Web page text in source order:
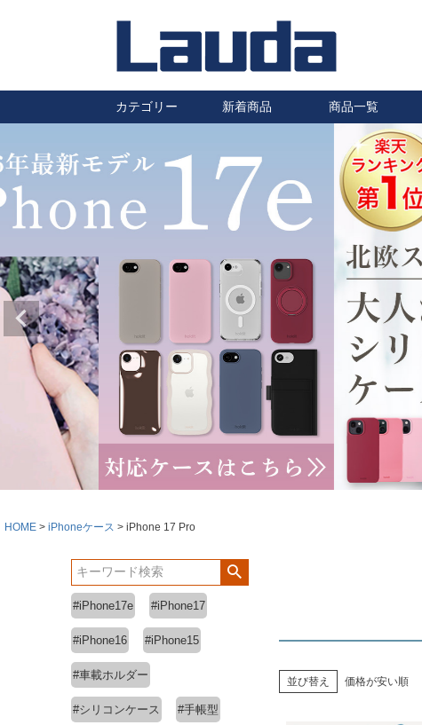
カテゴリー
ー
ー
新着商品 商品一覧
HOME iPhoneケース iPhone 17 Pro
#iPhone17e #iPhone17
#iPhone16 #iPhone15
#車載ホルダー
#シリコンケース #手帳型
並び替え 価格が安い順